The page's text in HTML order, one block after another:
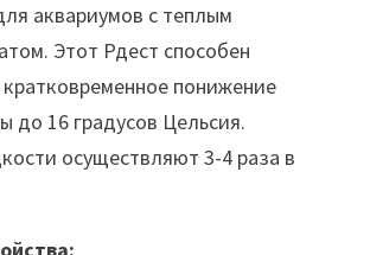
аквариумов с теплым
Этот Рдест способен
кратковременное понижение
до 16 градусов Цельсия.
осуществляют 3-4 раза в